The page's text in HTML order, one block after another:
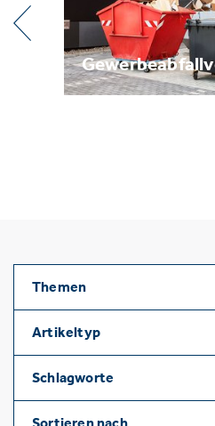
Themen
Artikeltyp
Schlagworte